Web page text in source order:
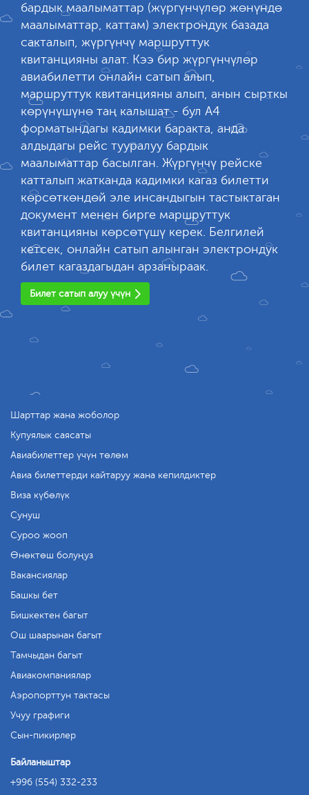
бардык маалыматтар (жүргүнчүлөр жөнүндө
маалыматтар, каттам) электрондук базада
сакталып, жүргүнчү маршруттук
квитанцияны алат. Кээ бир жүргүнчүлөр
авиабилетти онлайн сатып алып,
маршруттук квитанцияны алып, анын сырткы
көрүнүшүнө таң калышат - бул А4
форматындагы кадимки баракта, анда
алдыдагы рейс тууралуу бардык
маалыматтар басылган. Жүргүнчү рейске
катталып жатканда кадимки кагаз билетти
көрсөткөндөй эле инсандыгын тастыктаган
документ менен бирге маршруттук
квитанцияны көрсөтүшү керек. Белгилей
кетсек, онлайн сатып алынган электрондук
билет кагаздагыдан арзаныраак.
Билет сатып алуу үчүн
Шарттар жана жоболор
Купуялык саясаты
Авиабилеттер үчүн төлөм
Авиа билеттерди кайтаруу жана кепилдиктер
Виза күбөлүк
Сунуш
Суроо жооп
Өнөктөш болуңуз
Вакансиялар
Башкы бет
Бишкектен багыт
Ош шаарынан багыт
Тамчыдан багыт
Авиакомпаниялар
Аэропорттун тактасы
Учуу графиги
Сын-пикирлер
Байланыштар
+996 (554) 332-233